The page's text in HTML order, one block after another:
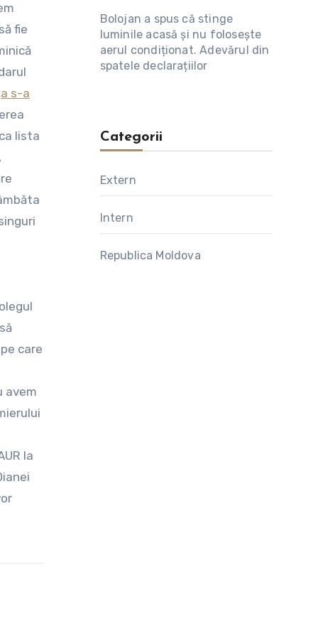
fie
s-a
lista
care
avem
la
Bolojan a spus că stinge
luminile acasă și nu folosește
aerul condiționat. Adevărul din
spatele declarațiilor
Categorii
Extern
Intern
Republica Moldova